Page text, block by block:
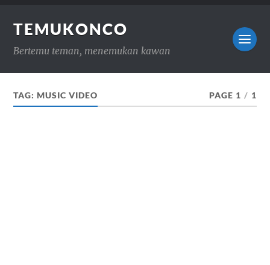
TEMUKONCO
Bertemu teman, menemukan kawan
TAG:MUSIC VIDEO PAGE 1 / 1